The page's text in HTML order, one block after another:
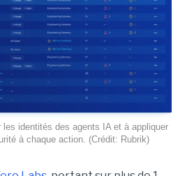
identités des agents IA et à appliquer
à chaque action. (Crédit: Rubrik)